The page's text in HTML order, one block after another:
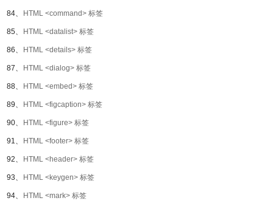
84、 HTML <command> 标签
85、 HTML <datalist> 标签
86、 HTML <details> 标签
87、 HTML <dialog> 标签
88、 HTML <embed> 标签
89、 HTML <figcaption> 标签
90、 HTML <figure> 标签
91、 HTML <footer> 标签
92、 HTML <header> 标签
93、 HTML <keygen> 标签
94、 HTML <mark> 标签